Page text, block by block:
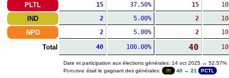
PLTL 15 37.50% 15
IND 2 5.00% 2
NPD 2 5.00% 2
Total 40 100.00% 40
Date et participation aux élections générales: 14 oct 2025 → 52.57%
Personne était le gagnant des générales: !!! 40 ↔ 21 PCTL